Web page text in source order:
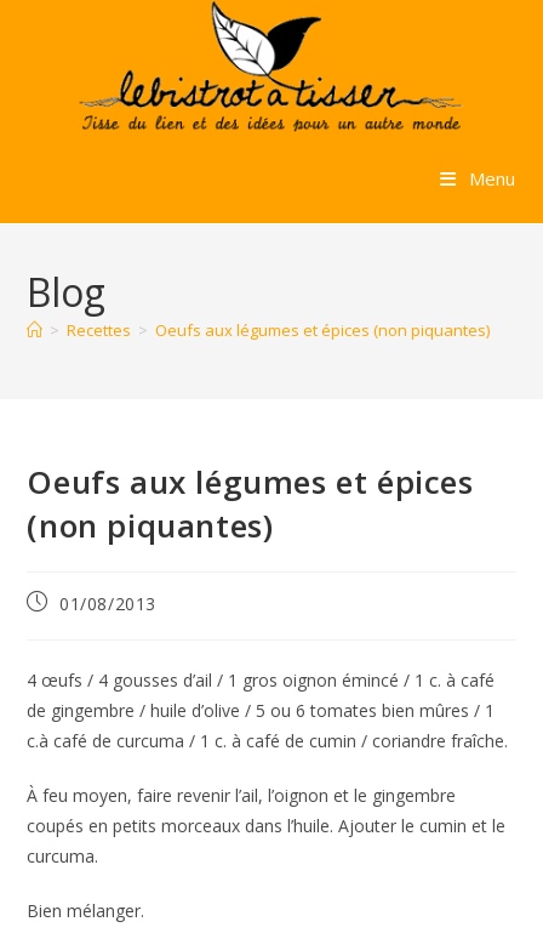
Menu
Blog
> Recettes > Oeufs aux légumes et épices (non piquantes)
Oeufs aux légumes et épices
(non piquantes)
Publication
01/08/2013
4 œufs / 4 gousses d’ail / 1 gros oignon émincé / 1 c. à café
de gingembre / huile d’olive / 5 ou 6 tomates bien mûres / 1
c.à café de curcuma / 1 c. à café de cumin / coriandre fraîche.
À feu moyen, faire revenir l’ail, l’oignon et le gingembre
coupés en petits morceaux dans l’huile. Ajouter le cumin et le
curcuma.
Bien mélanger.